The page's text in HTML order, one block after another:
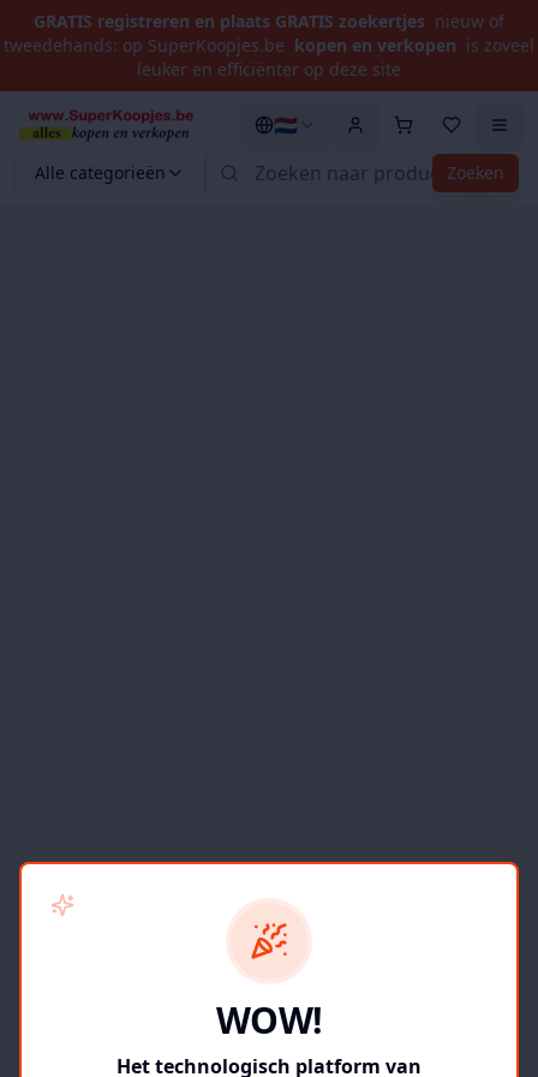
GRATIS registreren en plaats GRATIS zoekertjes nieuw of
tweedehands: op SuperKoopjes.be kopen en verkopen is zoveel
leuker en efficiënter op deze site
Alle categorieën Zoeken
🇳🇱
WOW!
Het technologisch platform van